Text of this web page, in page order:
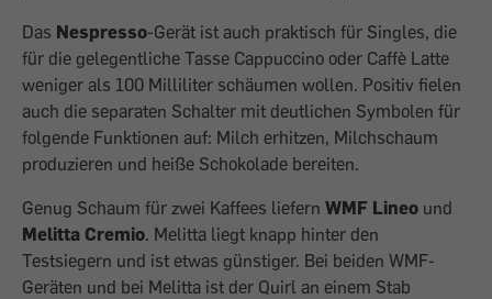
Das Nespresso-Gerät ist auch praktisch für Singles, die
für die gelegentliche Tasse Cappuccino oder Caffè Latte
weniger als 100 Milliliter schäumen wollen. Positiv fielen
auch die separaten Schalter mit deutlichen Symbolen für
folgende Funktionen auf: Milch erhitzen, Milchschaum
produzieren und heiße Schokolade bereiten.
Genug Schaum für zwei Kaffees liefern WMF Lineo und
Melitta Cremio. Melitta liegt knapp hinter den
Testsiegern und ist etwas günstiger. Bei beiden WMF-
Geräten und bei Melitta ist der Quirl an einem Stab